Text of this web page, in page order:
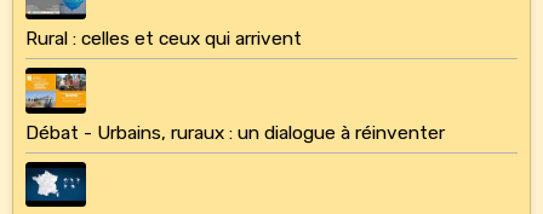
Rural : celles et ceux qui arrivent
Débat - Urbains, ruraux : un dialogue à réinventer